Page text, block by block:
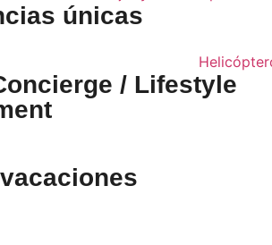
únicas
/ Lifestyle